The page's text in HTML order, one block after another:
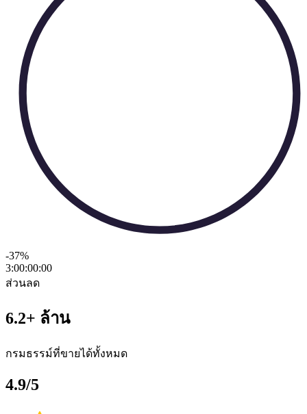
-37%
3:00:00:00
ส่วนลด
6.2+ ล้าน
กรมธรรม์ที่ขายได้ทั้งหมด
4.9/5